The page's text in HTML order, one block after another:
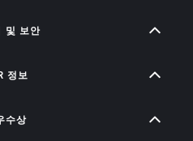
및 보안
정보
수상